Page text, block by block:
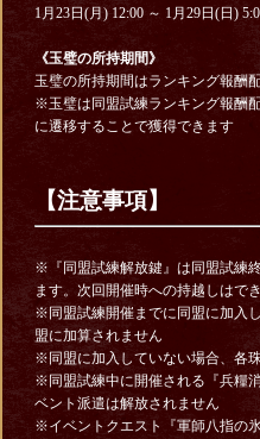
1月23日(月) 12:00 ～ 1月29日(日)
《玉璧の所持期間》
玉璧の所持期間はランキング報酬
※玉璧は同盟試練ランキング報酬
に遷移することで獲得できます
【注意事項】
※『同盟試練解放鍵』は同盟試練
ます。次回開催時への持越しはでき
※同盟試練開催までに同盟に加入
盟に加算されません
※同盟に加入していない場合、各
※同盟試練中に開催される『兵糧
ベント派遣は解放されません
※イベントクエスト『軍師八指の